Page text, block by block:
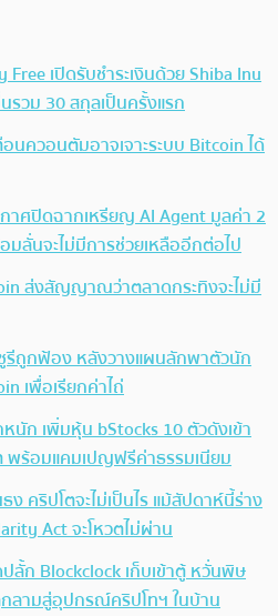
เปิดรับชำระเงินด้วย Shiba Inu
รวม 30 สกุลเป็นครั้งแรก
อนควอนตัมอาจเจาะระบบ Bitcoin ได้
าศปิดฉากเหรียญ AI Agent มูลค่า 2
ลั่นจะไม่มีการช่วยเหลืออีกต่อไป
ส่งสัญญาณว่าตลาดกระทิงจะไม่มี
รีถูกฟ้อง หลังวางแผนลักพาตัวนัก
เพื่อเรียกค่าไถ่
นัก เพิ่มหุ้น bStocks 10 ตัวดังเข้า
ร้อมแคมเปญฟรีค่าธรรมเนียม
คริปโตจะไม่เป็นไร แม้สัปดาห์นี้ร่าง
Act จะโหวตไม่ผ่าน
ลั้ก Blockclock เก็บเข้าตู้ หวั่นพิษ
ลามสู่อุปกรณ์คริปโทฯ ในบ้าน